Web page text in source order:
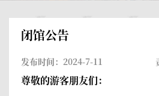
闭馆公告
发布时间：2024-7-11
尊敬的游客朋友们：